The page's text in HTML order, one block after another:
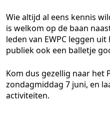
Wie altijd al eens kennis
is welkom op de baan
leden van EWPC leggen
publiek ook een balletje
Kom dus gezellig naar het
zondagmiddag 7 juni, en
activiteiten.